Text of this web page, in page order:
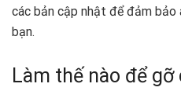
các bản cập nhật để đảm bảo
bạn.
Làm thế nào để